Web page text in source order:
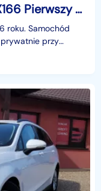
Mercedes-Benz Klasa GLS X166 Pierwszy właściciel w Polsce
roku. Samochód
przy
silnik